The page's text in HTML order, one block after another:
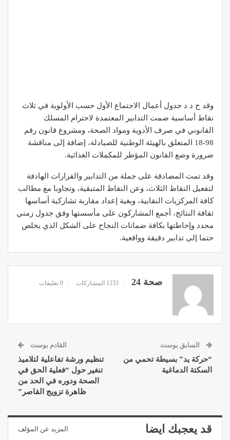
وقد ح د د جدول أعمال الاجتماع الأول حسب الأولوية في ثلاث
نقاط أساسية ضمت التدابير المعتمدة لاحترام المسلك
القانوني في صرف الأدوية ومواد الصحة، ومشروع قانون رقم
98-18 المتعلق بالهيئة الوطنية للصيادلة، إضافة إلى مناقشة
ضرورة وضع القانون المؤطر للمكملات الغذائية.
وقد تمت المصادقة على جملة من التدابير والقرارات الهادفة
لتفعيل النقاط الثلاث، وعن النقاط المتبقية، وتجاوبا مع مطالب
كافة المركزيات النقابية، وبغية إعداد مقاربة تشاركية أساسها
ثقافة النتائج، أجمع المشاركون على مأسستها وفق جدول زمني
محدد وإحاطتها بكافة ضمانات النجاح على الشكل الذي يخلص
حتما إلى تدابير دقيقة وواقعية.
صحة 24 1233 المشاركات 0 تعليقات
السابق بوست
“حركة يد” بسيطة تحمي من
السكتة الدماغية
القادم بوست
تنظيم ورشة تفاعلية لتلاميذ
تنغير حول “فعلية الحق في
الصحة ودوره في الحد من
ظاهرة تزويج القاصر”
قد يعجبك ايضا المزيد عن المؤلف